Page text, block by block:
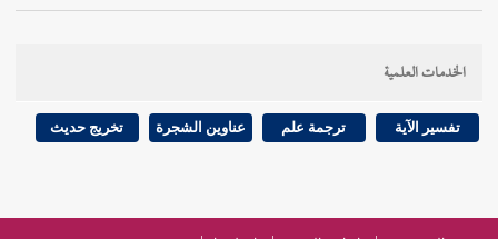
الخدمات العلمية
تفسير الآية ترجمة علم عناوين الشجرة تخريج حديث